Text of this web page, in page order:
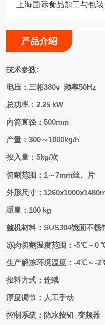
上海国际⾷品加⼯与包
产品介绍
技术参数:
电压：三相380v 频率50Hz
总功率：2.25 kW
内筒直径：500mm
产量：300～1000kg/h
投入量：5kg/次
切割范围：1～7mm丝、片
外形尺寸：
重量：100 kg
整机材料：SUS304镜面不锈
冻肉切割温度范围：-5℃～0
生产解冻环境温度：-4℃～-
投料方式：连续
厚度调节：人工手动
控制系统：防水按钮 变频器